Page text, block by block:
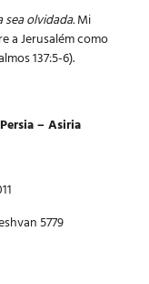
sea olvidada.Mi
a Jerusalém como
137:5-6).
– Asiria
5779